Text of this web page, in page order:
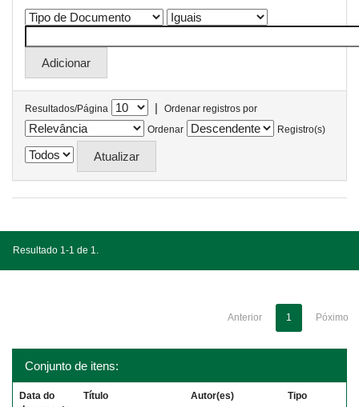
Resultados/Página |
Ordenar registros por
Ordenar
Registro(s)
Resultado 1-1 de 1.
Anterior 1 Póximo
Conjunto de itens:
Data do
Título Autor(es) Tipo